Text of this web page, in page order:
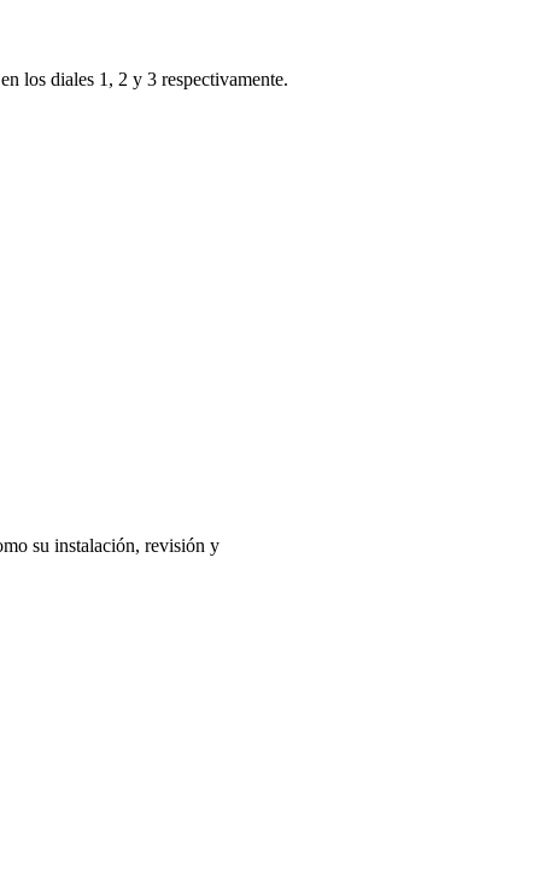
los diales 1, 2 y 3 respectivamente.
su instalación, revisión y